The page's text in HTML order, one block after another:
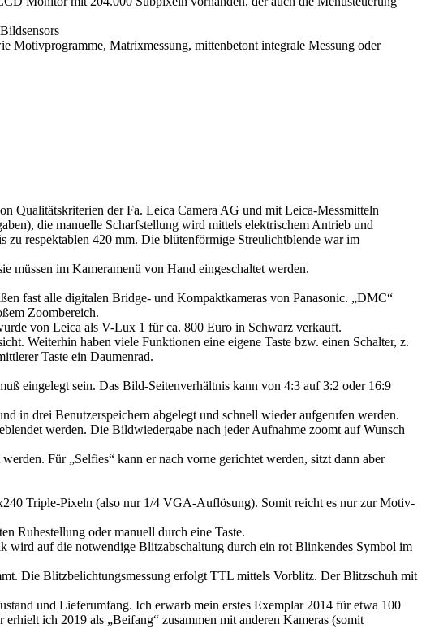
Motivprogramme, Matrixmessung, mittenbetont integrale Messung oder
Qualitätskriterien der Fa. Leica Camera AG und mit Leica-Messmitteln
die manuelle Scharfstellung wird mittels elektrischem Antrieb und
respektablen 420 mm. Die blütenförmige Streulichtblende war im
müssen im Kameramenü von Hand eingeschaltet werden.
fast alle digitalen Bridge- und Kompaktkameras von Panasonic. „DMC“
Zoombereich.
von Leica als V-Lux 1 für ca. 800 Euro in Schwarz verkauft.
Weiterhin haben viele Funktionen eine eigene Taste bzw. einen Schalter, z.
Taste ein Daumenrad.
eingelegt sein. Das Bild-Seitenverhältnis kann von 4:3 auf 3:2 oder 16:9
in drei Benutzerspeichern abgelegt und schnell wieder aufgerufen werden.
werden. Die Bildwiedergabe nach jeder Aufnahme zoomt auf Wunsch
Für „Selfies“ kann er nach vorne gerichtet werden, sitzt dann aber
Triple-Pixeln (also nur 1/4 VGA-Auflösung). Somit reicht es nur zur Motiv-
Ruhestellung oder manuell durch eine Taste.
wird auf die notwendige Blitzabschaltung durch ein rot Blinkendes Symbol im
Die Blitzbelichtungsmessung erfolgt TTL mittels Vorblitz. Der Blitzschuh mit
und Lieferumfang. Ich erwarb mein erstes Exemplar 2014 für etwa 100
ich 2019 als „Beifang“ zusammen mit anderen Kameras (somit